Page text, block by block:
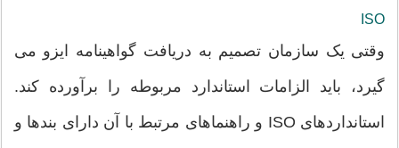
ISO
وقتی یک سازمان تصمیم به دریافت گواهینامه ایزو می
گیرد، باید الزامات استاندارد مربوطه را برآورده کند.
استانداردهای ISO و راهنماهای مرتبط با آن دارای بندها و